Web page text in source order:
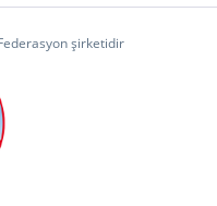
şirketidir